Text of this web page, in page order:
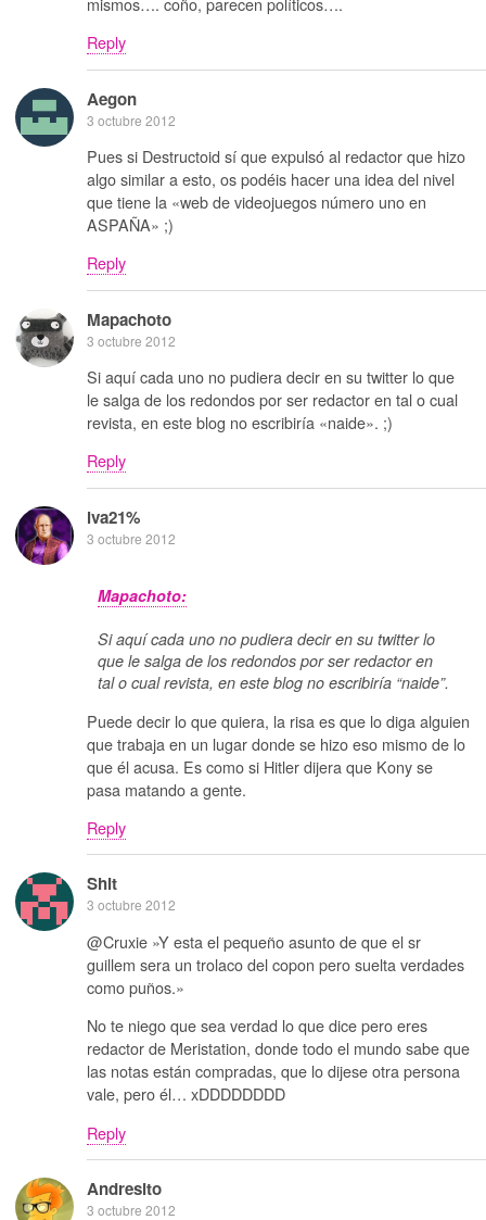
Reply
Aegon
3 octubre 2012
Pues si Destructoid sí que expulsó al redactor que hizo
algo similar a esto, os podéis hacer una idea del nivel
que tiene la «web de videojuegos número uno en
ASPAÑA» ;)
Reply
Mapachoto
3 octubre 2012
Si aquí cada uno no pudiera decir en su twitter lo que
le salga de los redondos por ser redactor en tal o cual
revista, en este blog no escribiría «naide». ;)
Reply
iva21%
3 octubre 2012
Mapachoto:
Si aquí cada uno no pudiera decir en su twitter lo
que le salga de los redondos por ser redactor en
tal o cual revista, en este blog no escribiría “naide”.
Puede decir lo que quiera, la risa es que lo diga alguien
que trabaja en un lugar donde se hizo eso mismo de lo
que él acusa. Es como si Hitler dijera que Kony se
pasa matando a gente.
Reply
Shit
3 octubre 2012
@Cruxie »Y esta el pequeño asunto de que el sr
guillem sera un trolaco del copon pero suelta verdades
como puños.»
No te niego que sea verdad lo que dice pero eres
redactor de Meristation, donde todo el mundo sabe que
las notas están compradas, que lo dijese otra persona
vale, pero él… xDDDDDDDD
Reply
Andresito
3 octubre 2012